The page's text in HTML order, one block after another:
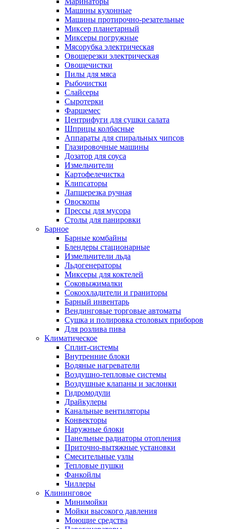
Машины кухонные
Машины протирочно-резательные
Миксер планетарный
Миксеры погружные
Мясорубка электрическая
Овощерезки электрическая
Овощечистки
Пилы для мяса
Рыбочистки
Слайсеры
Сыротерки
Фаршемес
Центрифуги для сушки салата
Шприцы колбасные
Аппараты для спиральных чипсов
Глазировочные машины
Дозатор для соуса
Измельчители
Картофелечистка
Клипсаторы
Лапшерезка ручная
Овоскопы
Прессы для мусора
Столы для панировки
Барное
Барные комбайны
Блендеры стационарные
Измельчители льда
Льдогенераторы
Миксеры для коктелей
Соковыжималки
Сокоохладители и граниторы
Барный инвентарь
Вендинговые торговые автоматы
Сушка и полировка столовых приборов
Для розлива пива
Климатическое
Сплит-системы
Внутренние блоки
Водяные нагреватели
Воздушно-тепловые системы
Воздушные клапаны и заслонки
Гидромодули
Драйкулеры
Канальные вентиляторы
Конвекторы
Наружные блоки
Панельные радиаторы отопления
Приточно-вытяжные установки
Смесительные узлы
Тепловые пушки
Фанкойлы
Чиллеры
Клининговое
Минимойки
Мойки высокого давления
Моющие средства